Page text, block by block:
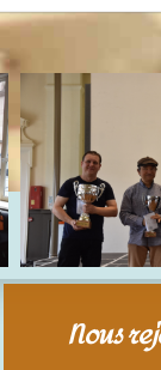
Nous